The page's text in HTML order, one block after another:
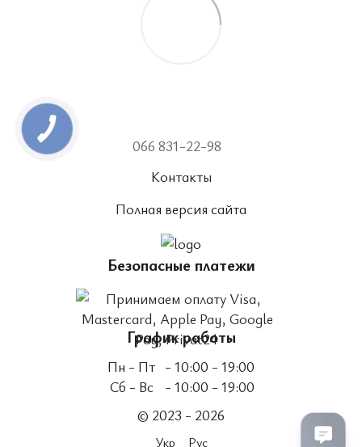
066 831-22-98
Контакты
Полная версия сайта
Безопасные платежи
График работы
Пн - Пт - 10:00 - 19:00
Сб - Вс
- 10:00 - 19:00
© 2023 - 2026
Укр Рус